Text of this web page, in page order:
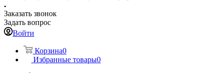
Заказать звонок
Задать вопрос
Войти
Корзина0
Избранные товары0